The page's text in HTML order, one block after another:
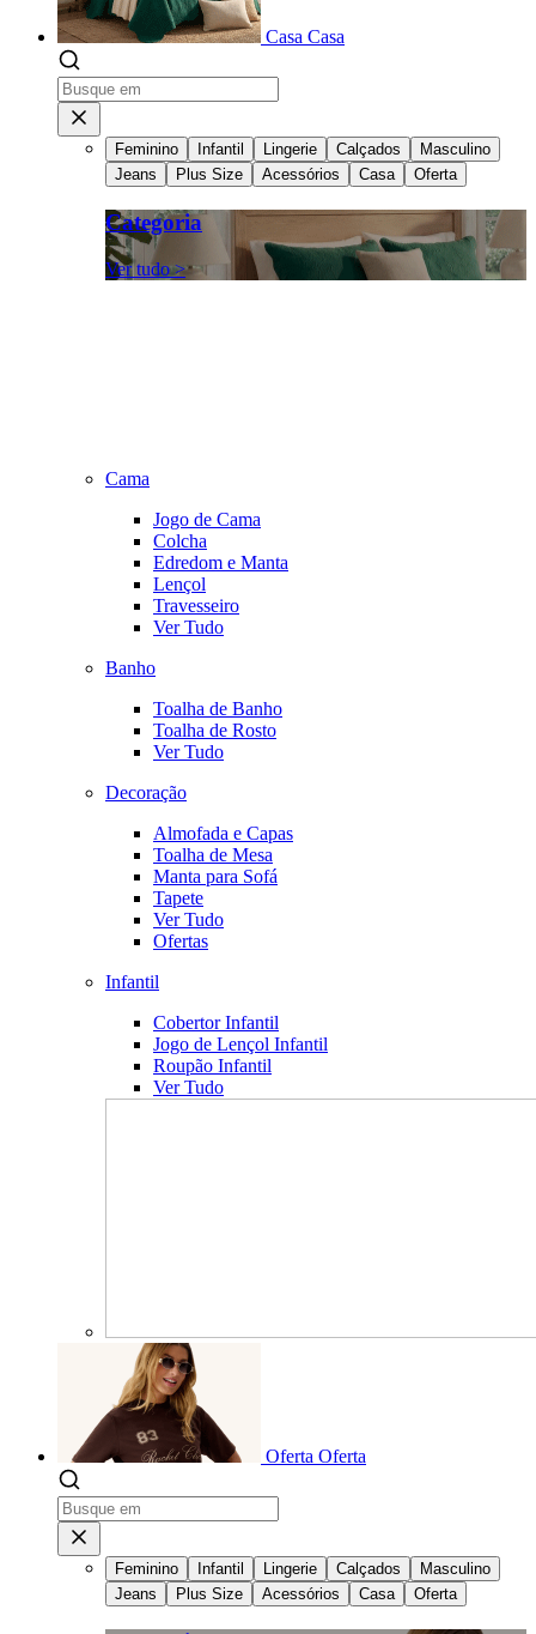
Casa Casa
Feminino Infantil Lingerie Calçados
Masculino
Jeans
Plus Size Acessórios Casa Oferta
Categoria
Ver tudo >
Cama
Jogo de Cama
Colcha
Edredom e Manta
Lençol
Travesseiro
Ver Tudo
Banho
Toalha de Banho
Toalha de Rosto
Ver Tudo
Decoração
Almofada e Capas
Toalha de Mesa
Manta para Sofá
Tapete
Ver Tudo
Ofertas
Infantil
Cobertor Infantil
Jogo de Lençol Infantil
Roupão Infantil
Ver Tudo
Oferta Oferta
Feminino Infantil Lingerie Calçados
Masculino
Jeans
Plus Size Acessórios Casa Oferta